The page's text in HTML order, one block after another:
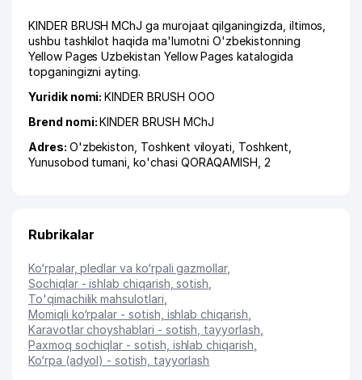
KINDER BRUSH MChJ ga murojaat qilganingizda, iltimos,
ushbu tashkilot haqida ma'lumotni O'zbekistonning
Yellow Pages Uzbekistan Yellow Pages katalogida
topganingizni ayting.
Yuridik nomi:KINDER BRUSH ООО
Brend nomi:KINDER BRUSH MChJ
Adres: O'zbekiston, Toshkent viloyati Toshkent
Yunusobod tumani ,ko'chasi QORAQAMISH , 2
Rubrikalar
Ko‘rpalar, pledlar va ko‘rpali gazmollar,
Sochiqlar - ishlab chiqarish, sotish
To'qimachilik mahsulotlari
Momiqli ko‘rpalar - sotish, ishlab chiqarish
Karavotlar choyshablari - sotish, tayyorlash
Paxmoq sochiqlar - sotish, ishlab chiqarish
Ko‘rpa (adyol) - sotish, tayyorlash